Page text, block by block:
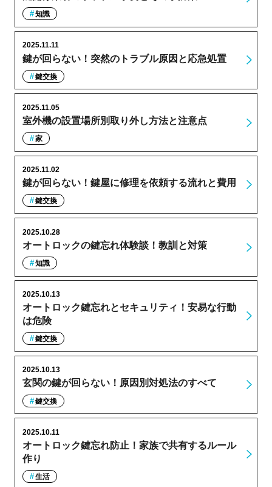
知識
鍵が回らない！突然のトラブル原因と応急処置
2025.11.11
鍵交換
室外機の設置場所別取り外し方法と注意点
2025.11.05
家
鍵が回らない！鍵屋に修理を依頼する流れと費用
2025.11.02
鍵交換
オートロックの鍵忘れ体験談！教訓と対策
2025.10.28
知識
オートロック鍵忘れとセキュリティ！安易な行動
は危険
2025.10.13
鍵交換
玄関の鍵が回らない！原因別対処法のすべて
2025.10.13
鍵交換
オートロック鍵忘れ防止！家族で共有するルール
作り
2025.10.11
生活